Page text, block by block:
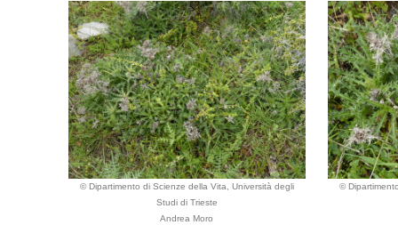
© Dipartimento di Scienze della Vita, Università degli
Studi di Trieste
Andrea Moro
©